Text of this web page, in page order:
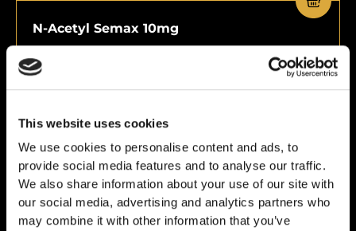
This website uses cookies
We use cookies to personalise content and ads, to
provide social media features and to analyse our traffic.
We also share information about your use of our site with
our social media, advertising and analytics partners who
may combine it with other information that you’ve
N-Acetyl Semax 10mg
€